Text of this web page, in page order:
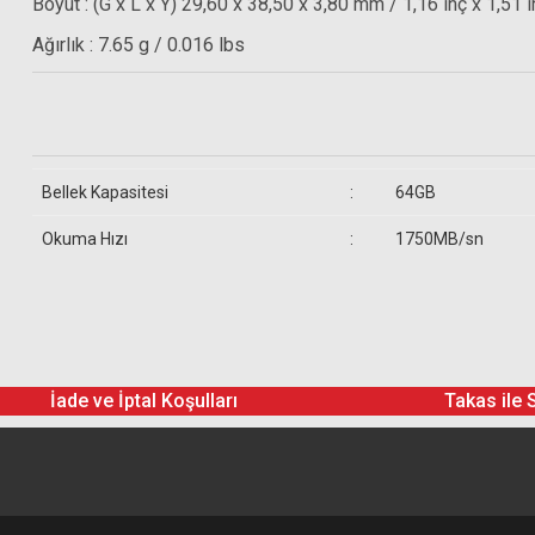
Ağırlık : 7.65 g / 0.016 lbs
Bellek Kapasitesi : 64GB
Okuma Hızı : 1750MB/sn
İade ve İptal Koşulları Takas ile